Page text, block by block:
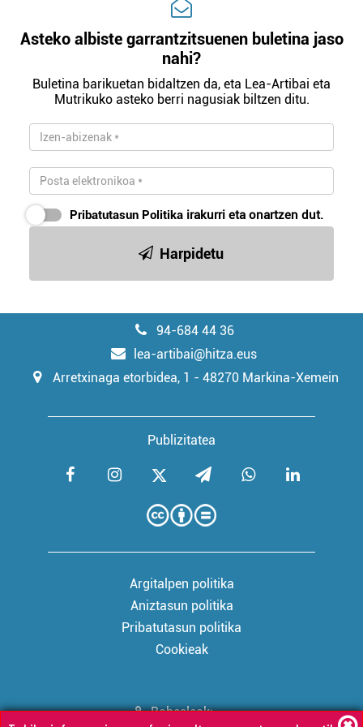
Asteko albiste garrantzitsuenen buletina jaso
nahi?
Buletina barikuetan bidaltzen da, eta Lea-Artibai eta
Mutrikuko asteko berri nagusiak biltzen ditu.
Pribatutasun Politika irakurri eta onartzen dut.
Harpidetu
94-684 44 36
lea-artibai@hitza.eus
Arretxinaga etorbidea, 1 - 48270 Markina-Xemein
Publizitatea
Argitalpen politika
Aniztasun politika
Pribatutasun politika
Cookieak
Babesleak: